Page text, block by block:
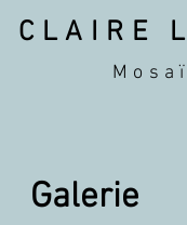
CLAIRE
Galerie